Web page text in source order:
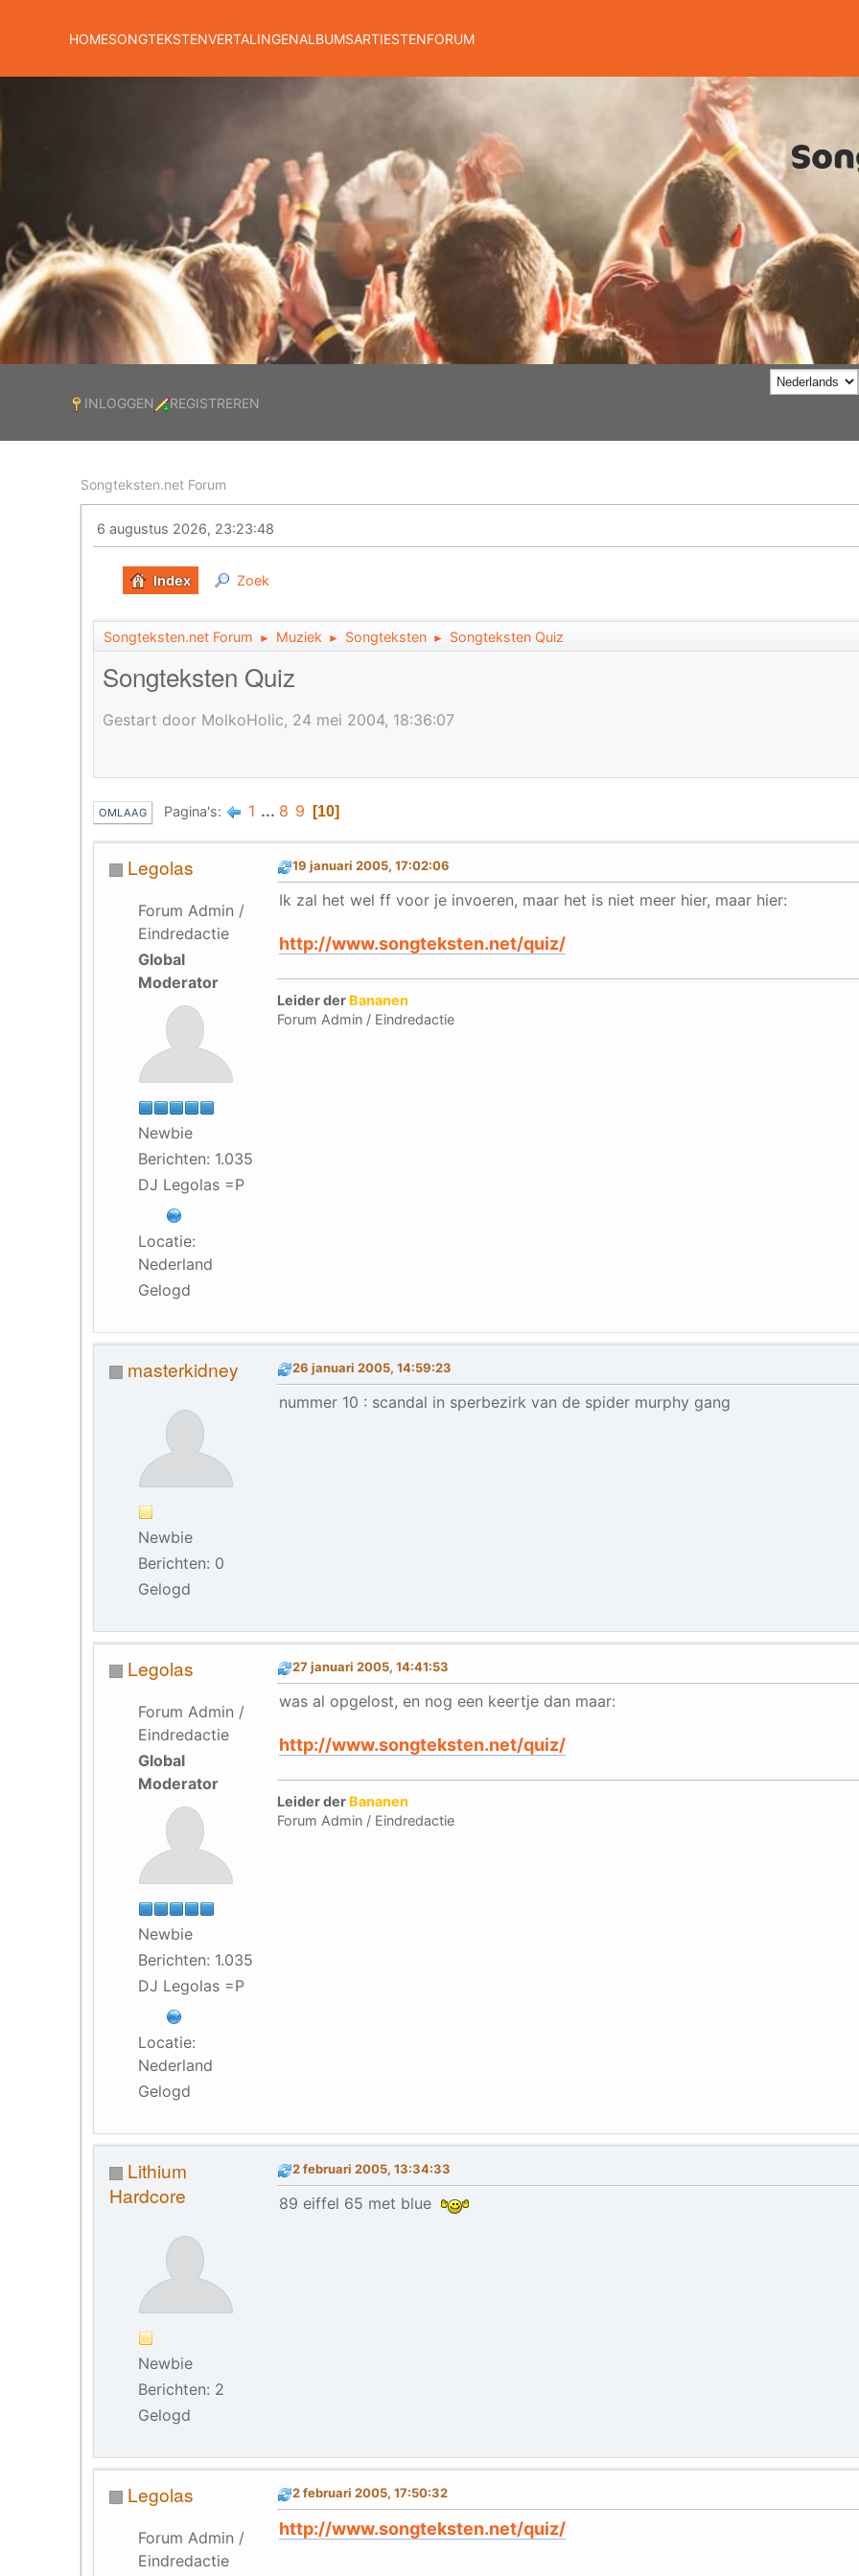
HOMESONGTEKSTENVERTALINGENALBUMSARTIESTENFORUM
INLOGGEN REGISTREREN
Songteksten.net Forum
6 augustus 2026, 23:23:48
Index Zoek
Songteksten.net Forum ► Muziek ► Songteksten ► Songteksten Quiz
Songteksten Quiz
Gestart door MolkoHolic, 24 mei 2004, 18:36:07
OMLAAG Pagina's 1 ... 8 9 10
Legolas
Forum Admin /
Eindredactie
Global
Moderator
Newbie
Berichten: 1.035
DJ Legolas =P
Locatie:
Nederland
Gelogd
19 januari 2005, 17:02:06
Ik zal het wel ff voor je invoeren, maar het is niet meer hier, maar hier:
http://www.songteksten.net/quiz/
Leider der Bananen
Forum Admin / Eindredactie
masterkidney
Newbie
Berichten: 0
Gelogd
26 januari 2005, 14:59:23
nummer 10 : scandal in sperbezirk van de spider murphy gang
Legolas
Forum Admin /
Eindredactie
Global
Moderator
Newbie
Berichten: 1.035
DJ Legolas =P
Locatie:
Nederland
Gelogd
27 januari 2005, 14:41:53
was al opgelost, en nog een keertje dan maar:
http://www.songteksten.net/quiz/
Leider der Bananen
Forum Admin / Eindredactie
Lithium
Hardcore
Newbie
Berichten: 2
Gelogd
2 februari 2005, 13:34:33
89 eiffel 65 met blue
Legolas
Forum Admin /
Eindredactie
2 februari 2005, 17:50:32
http://www.songteksten.net/quiz/